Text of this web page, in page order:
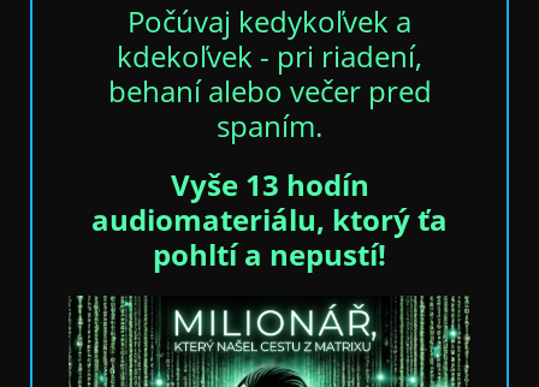
Počúvaj kedykoľvek a
kdekoľvek - pri riadení,
behaní alebo večer pred
spaním.
Vyše 13 hodín
audiomateriálu, ktorý ťa
pohltí a nepustí!